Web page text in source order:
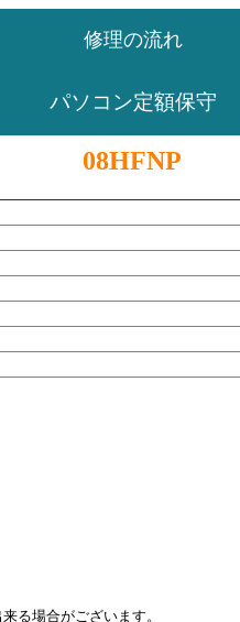
修理の流れ
パソコン定額保守
08HFNP
る場合がございます。